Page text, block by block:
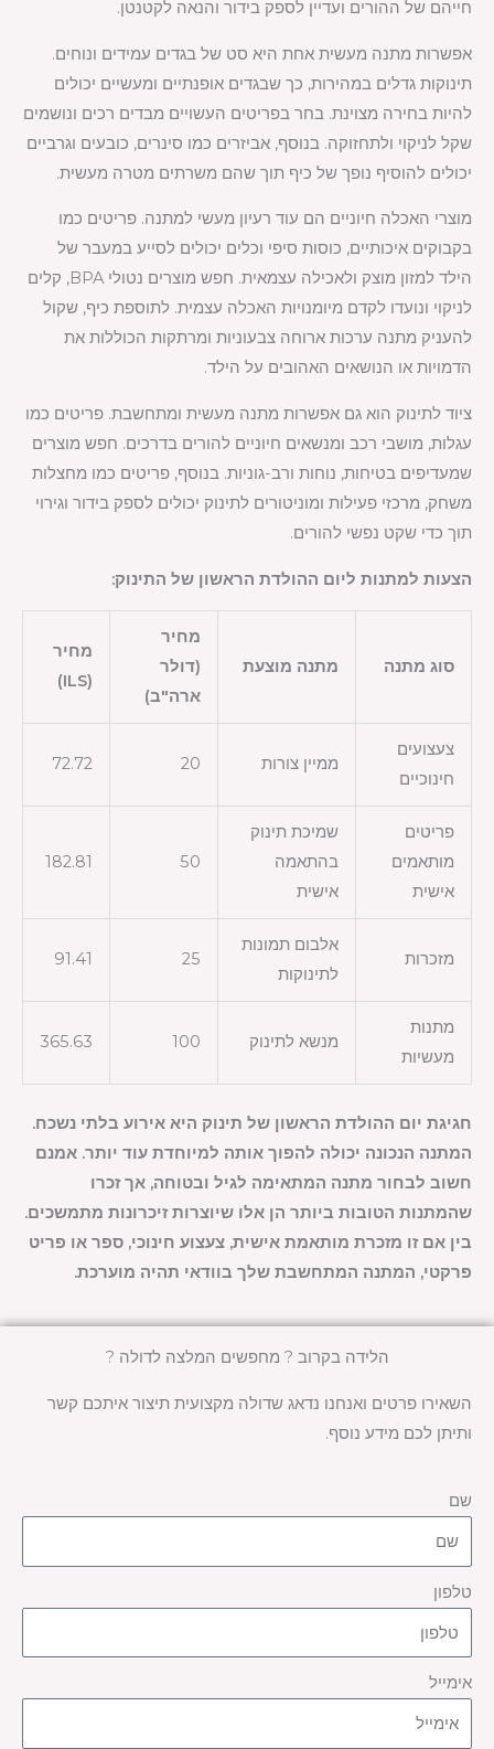
הלידה בקרוב ? מחפשים המלצה לדולה ?
השאירו פרטים ואנחנו נדאג שדולה מקצועית תיצור איתכם קשר
ותיתן לכם מידע נוסף.
שם
טלפון
אימייל
חייהם של ההורים ועדיין לספק בידור והנאה לקטנטן.
אפשרות מתנה מעשית אחת היא סט של בגדים עמידים ונוחים.
תינוקות גדלים במהירות, כך שבגדים אופנתיים ומעשיים יכולים
להיות בחירה מצוינת. בחר בפריטים העשויים מבדים רכים ונושמים
שקל לניקוי ולתחזוקה. בנוסף, אביזרים כמו סינרים, כובעים וגרביים
יכולים להוסיף נופך של כיף תוך שהם משרתים מטרה מעשית.
מוצרי האכלה חיוניים הם עוד רעיון מעשי למתנה. פריטים כמו
בקבוקים איכותיים, כוסות סיפי וכלים יכולים לסייע במעבר של
הילד למזון מוצק ולאכילה עצמאית. חפש מוצרים נטולי BPA, קלים
לניקוי ונועדו לקדם מיומנויות האכלה עצמית. לתוספת כיף, שקול
להעניק מתנה ערכות ארוחה צבעוניות ומרתקות הכוללות את
הדמויות או הנושאים האהובים על הילד.
ציוד לתינוק הוא גם אפשרות מתנה מעשית ומתחשבת. פריטים כמו
עגלות, מושבי רכב ומנשאים חיוניים להורים בדרכים. חפש מוצרים
שמעדיפים בטיחות, נוחות ורב-גוניות. בנוסף, פריטים כמו מחצלות
משחק, מרכזי פעילות ומוניטורים לתינוק יכולים לספק בידור וגירוי
תוך כדי שקט נפשי להורים.
הצעות למתנות ליום ההולדת הראשון של התינוק:
סוג מתנה מתנה מוצעת
מחיר
(דולר
ארה"ב)
מחיר
(ILS)
צעצועים
חינוכיים
ממיין צורות 20
72.72
פריטים
מותאמים
אישית
שמיכת תינוק
בהתאמה
אישית
50
182.81
מזכרות
אלבום תמונות
לתינוקות
25
91.41
מתנות
מעשיות
מנשא לתינוק 100
365.63
חגיגת יום ההולדת הראשון של תינוק היא אירוע בלתי נשכח.
המתנה הנכונה יכולה להפוך אותה למיוחדת עוד יותר. אמנם
חשוב לבחור מתנה המתאימה לגיל ובטוחה, אך זכרו
שהמתנות הטובות ביותר הן אלו שיוצרות זיכרונות מתמשכים.
בין אם זו מזכרת מותאמת אישית, צעצוע חינוכי, ספר או פריט
פרקטי, המתנה המתחשבת שלך בוודאי תהיה מוערכת.